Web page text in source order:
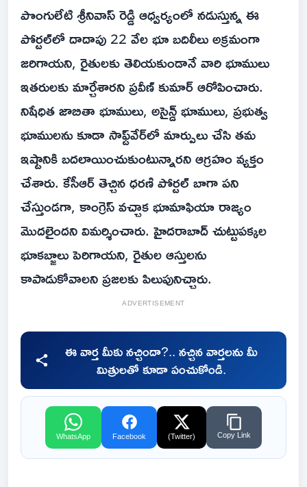
పొంగులేటి శ్రీనివాస్ రెడ్డి ఆధ్వర్యంలో నడుస్తున్న ఈ
పోర్టల్‌లో దాదాపు 22 వేల భూ బదిలీలు అక్రమంగా
జరిగాయని, రైతులకు తెలియకుండానే వారి భూములు
ఇతరులకు మార్చేశారని ప్రవీణ్ కుమార్ ఆరోపించారు.
నిషేధిత జాబితా భూములు, అసైన్డ్ భూములు, ప్రభుత్వ
భూములను కూడా సాఫ్ట్‌వేర్‌లో మార్పులు చేసి తమ
ఇష్టానికి బదలాయించుకుంటున్నారని ఆగ్రహం వ్యక్తం
చేశారు. కేసీఆర్ తెచ్చిన ధరణి పోర్టల్ బాగా పని
చేస్తుండగా, కాంగ్రెస్ వచ్చాక భూమాఫియా రాజ్యం
మొదలైందని విమర్శించారు. హైదరాబాద్ చుట్టుపక్కల
భూకబ్జాలు పెరిగాయని, రైతుల ఆస్తులను
కాపాడుకోవాలని ప్రజలకు పిలుపునిచ్చారు.
ADVERTISEMENT
ఈ వార్త మీకు నచ్చిందా?.. నచ్చిన వార్తలను మీ
మిత్రులతో కూడా పంచుకోండి.
WhatsApp Facebook (Twitter) Copy Link